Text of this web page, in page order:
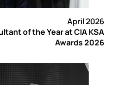
April 2026
of the Year at CIA KSA
Awards 2026